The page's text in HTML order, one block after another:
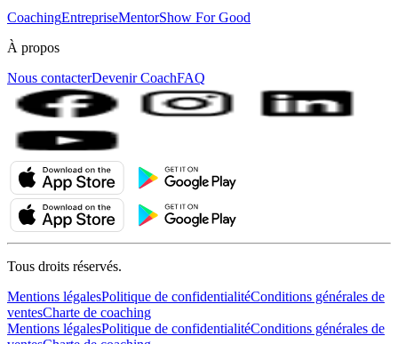
CoachingEntrepriseMentorShow For Good
À propos
Nous contacterDevenir CoachFAQ
Tous droits réservés.
Mentions légalesPolitique de confidentialitéConditions générales de
ventesCharte de coaching
Mentions légalesPolitique de confidentialitéConditions générales de